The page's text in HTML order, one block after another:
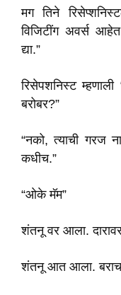
मग तिने
विजिटींग अवर्स
द्या.”
रिसेपशनिस्ट
बरोबर?”
“नको, त्याची गरज
कधीच.”
“ओके मॅम”
शंतनू वर आला.
शंतनू आत आला. बराच